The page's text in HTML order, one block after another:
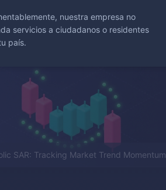
Tweezers Trading Strategy
SAR: Tracking Market Trend Momentum
nuestra empresa no
servicios a ciudadanos o residentes
país.